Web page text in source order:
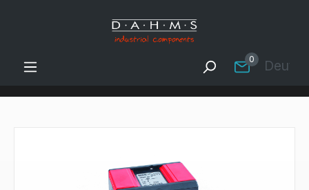
Zum Hauptinhalt springen
0
Bildergalerie überspringen